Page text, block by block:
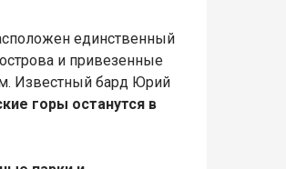
единственный
и привезенные
Известный бард Юрий
горы останутся в